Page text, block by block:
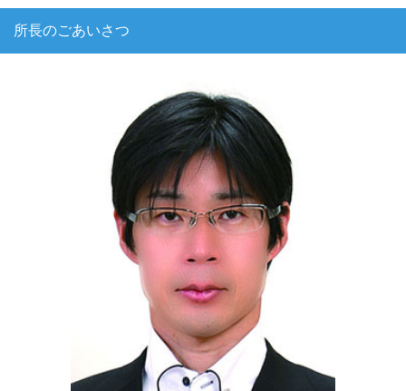
所長のごあいさつ